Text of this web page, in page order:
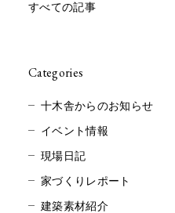
すべての記事
Categories
十木舎からのお知らせ
イベント情報
現場日記
家づくりレポート
建築素材紹介